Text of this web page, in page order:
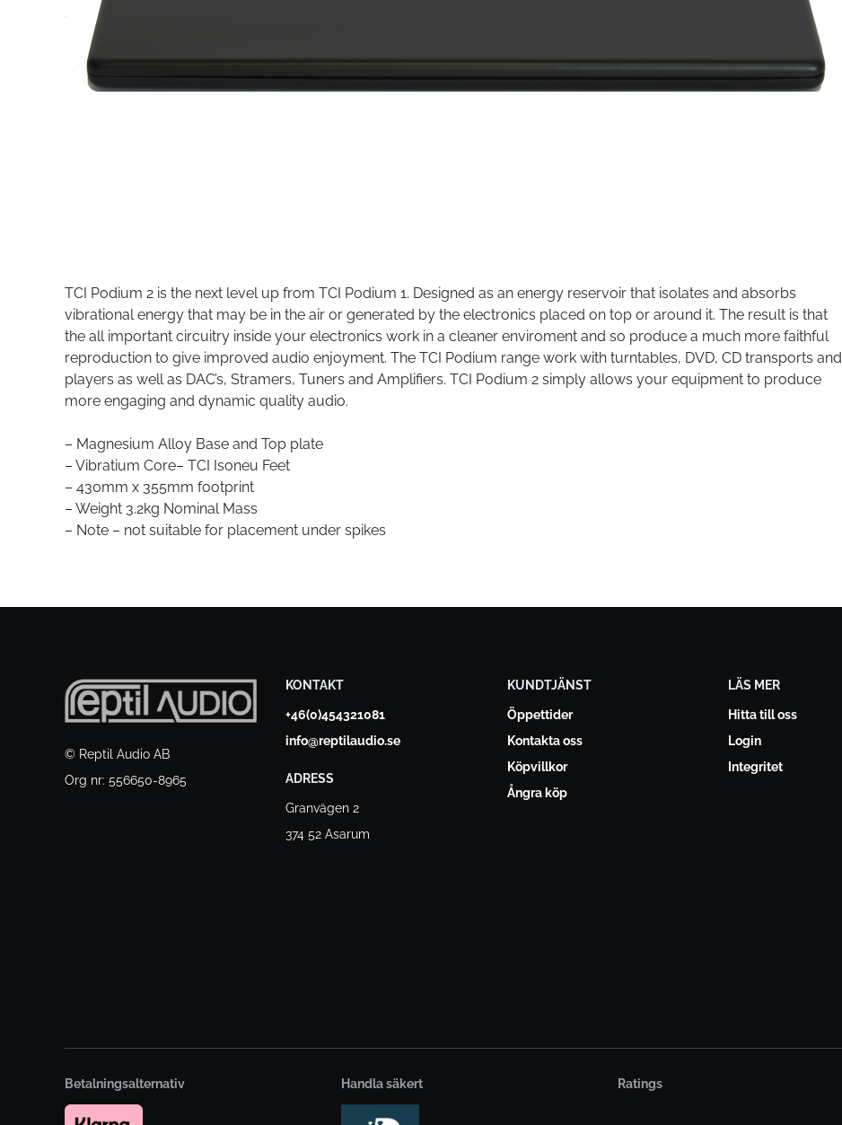
TCI Podium 2 is the next level up from TCI Podium 1. Designed as an energy reservoir that isolates and absorbs
vibrational energy that may be in the air or generated by the electronics placed on top or around it. The result is that
the all important circuitry inside your electronics work in a cleaner enviroment and so produce a much more faithful
reproduction to give improved audio enjoyment. The TCI Podium range work with turntables, DVD, CD transports and
players as well as DAC’s, Stramers, Tuners and Amplifiers. TCI Podium 2 simply allows your equipment to produce
more engaging and dynamic quality audio.
– Magnesium Alloy Base and Top plate
– Vibratium Core– TCI Isoneu Feet
– 430mm x 355mm footprint
– Weight 3.2kg Nominal Mass
– Note – not suitable for placement under spikes
© Reptil Audio AB
Org nr: 556650-8965
KONTAKT
+46(0)454321081
info@reptilaudio.se
ADRESS
Granvägen 2
374 52 Asarum
KUNDTJÄNST
Öppettider
Kontakta oss
Köpvillkor
Ångra köp
LÄS MER
Hitta till oss
Login
Integritet
Betalningsalternativ Handla säkert Ratings